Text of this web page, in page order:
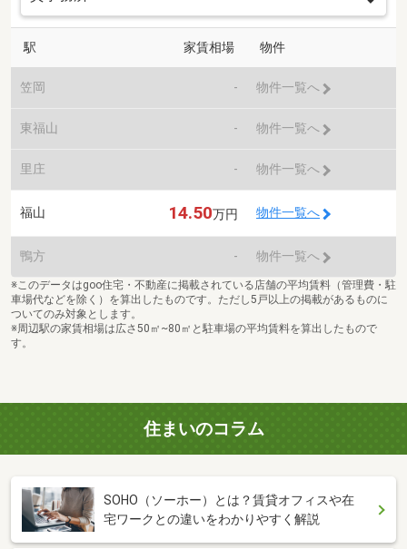
駅 家賃相場 物件
笠岡 - 物件一覧へ
東福山 - 物件一覧へ
里庄 - 物件一覧へ
福山 14.50万円 物件一覧へ
鴨方 - 物件一覧へ
※このデータはgoo住宅・不動産に掲載されている店舗の平均賃料（管理費・駐
車場代などを除く）を算出したものです。ただし5戸以上の掲載があるものに
ついてのみ対象とします。
※周辺駅の家賃相場は広さ50㎡~80㎡と駐車場の平均賃料を算出したもので
す。
住まいのコラム
SOHO（ソーホー）とは？賃貸オフィスや在
宅ワークとの違いをわかりやすく解説